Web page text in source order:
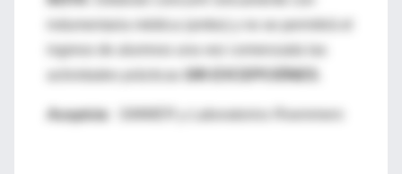
ingreso de alumnos una vez comenzada las
Auspicia: